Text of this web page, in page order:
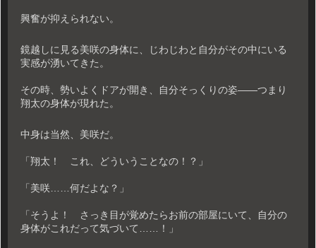
興奮が抑えられない。
鏡越しに見る美咲の身体に、じわじわと自分がその中にいる
実感が湧いてきた。
その時、勢いよくドアが開き、自分そっくりの姿――つまり
翔太の身体が現れた。
中身は当然、美咲だ。
「翔太！ これ、どういうことなの！？」
「美咲……何だよな？」
「そうよ！ さっき目が覚めたらお前の部屋にいて、自分の
身体がこれだって気づいて……！」